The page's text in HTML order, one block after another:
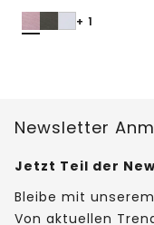
+ 1
Newsletter
Jetzt Teil der
Bleibe mit
Von aktuellen